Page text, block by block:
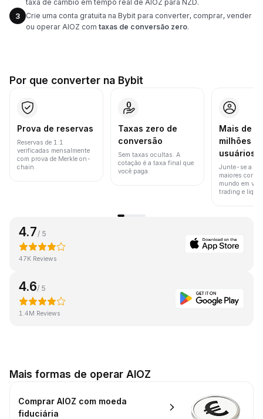
taxa de câmbio em tempo real de AIOZ para NZD.
3
Crie uma conta gratuita na Bybit para converter, comprar, vender
ou operar AIOZ com taxas de conversão zero.
Por que converter na Bybit
Prova de reservas
Reservas de 1:1
verificadas mensalmente
com prova de Merkle on-
chain.
Taxas zero de
conversão
Sem taxas ocultas. A
cotação é a taxa final que
você paga.
Mais de
milhões
usuários
Junte-se a
maiores
mundo em
trading e
4.7 / 5
47K Reviews
4.6/ 5
1.4M Reviews
Mais formas de operar AIOZ
Comprar AIOZ com moeda
fiduciária